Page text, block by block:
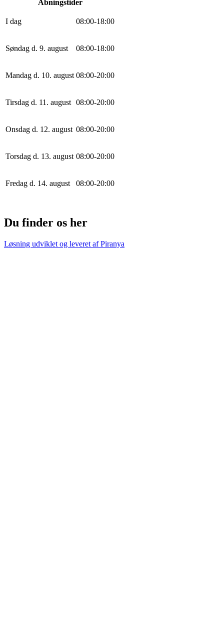
Åbningstider
I dag 08:00-18:00
Søndag d. 9. august 08:00-18:00
Mandag d. 10. august 08:00-20:00
Tirsdag d. 11. august 08:00-20:00
Onsdag d. 12. august 08:00-20:00
Torsdag d. 13. august 08:00-20:00
Fredag d. 14. august 08:00-20:00
Du finder os her
Løsning udviklet og leveret afPiranya